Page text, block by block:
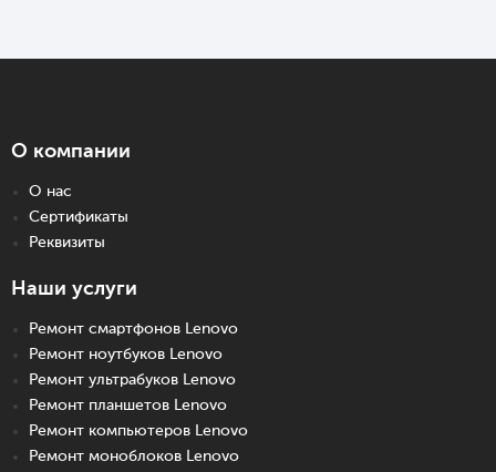
О компании
О нас
Сертификаты
Реквизиты
Наши услуги
Ремонт смартфонов Lenovo
Ремонт ноутбуков Lenovo
Ремонт ультрабуков Lenovo
Ремонт планшетов Lenovo
Ремонт компьютеров Lenovo
Ремонт моноблоков Lenovo